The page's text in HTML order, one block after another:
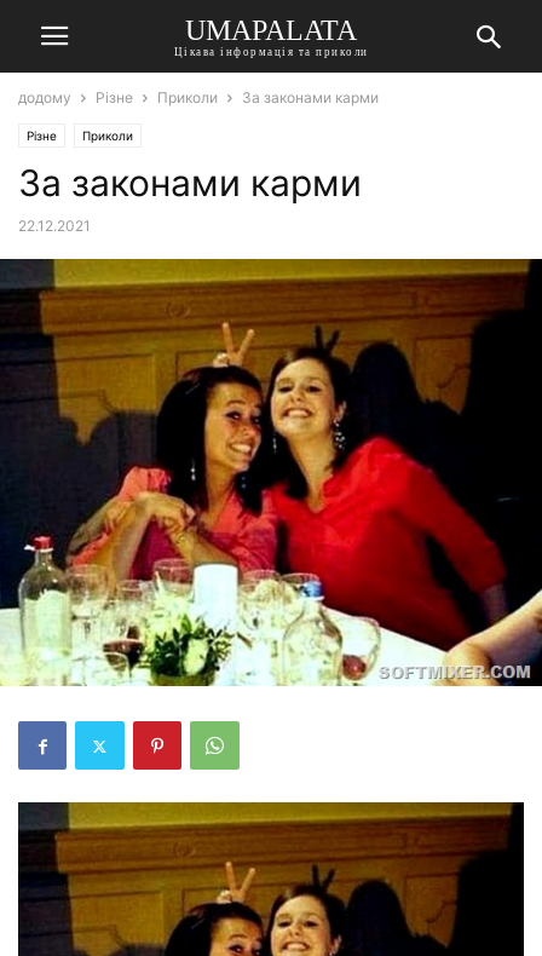
UMAPALATA
Цікава інформація та приколи
додому Різне Приколи За законами карми
Різне Приколи
За законами карми
22.12.2021